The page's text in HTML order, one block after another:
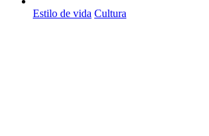
Estilo de vida Cultura